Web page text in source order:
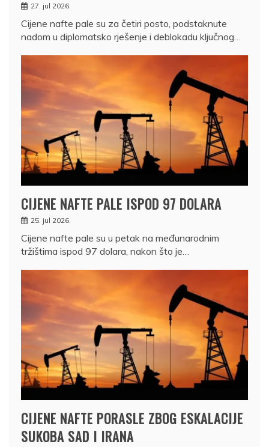
27. jul 2026.
Cijene nafte pale su za četiri posto, podstaknute
nadom u diplomatsko rješenje i deblokadu ključnog…
CIJENE NAFTE PALE ISPOD 97 DOLARA
25. jul 2026.
Cijene nafte pale su u petak na međunarodnim
tržištima ispod 97 dolara, nakon što je…
CIJENE NAFTE PORASLE ZBOG ESKALACIJE
SUKOBA SAD I IRANA